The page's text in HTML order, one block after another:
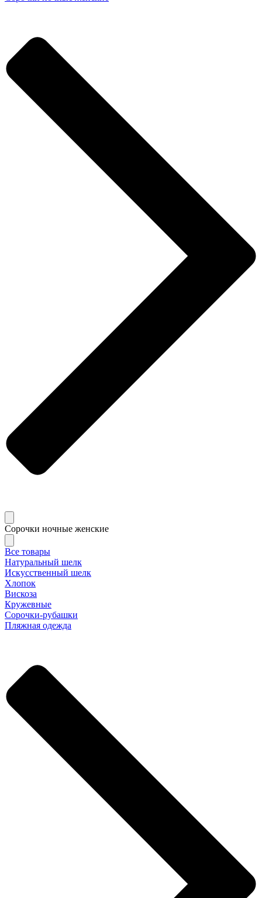
Сорочки ночные женские
Все товары
Натуральный шелк
Искусственный шелк
Хлопок
Вискоза
Кружевные
Сорочки-рубашки
Пляжная одежда